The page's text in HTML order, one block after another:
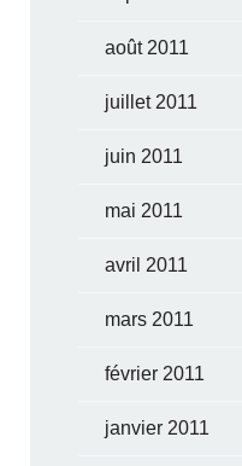
août 2011
juillet 2011
juin 2011
mai 2011
avril 2011
mars 2011
février 2011
janvier 2011